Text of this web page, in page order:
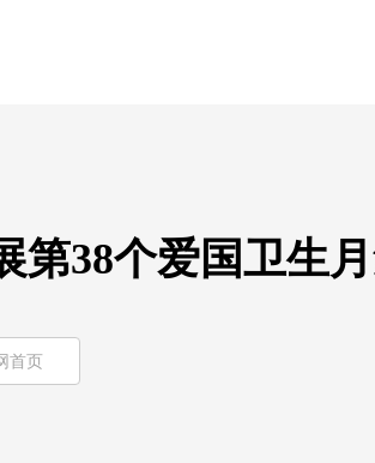
第38个爱国卫生
首页